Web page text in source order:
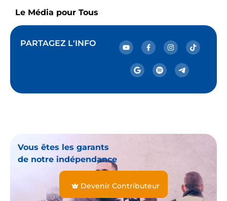
Le Média pour Tous
PARTAGEZ L'INFO
Vous êtes les garants
de notre indépendance
Devenir Contributeur